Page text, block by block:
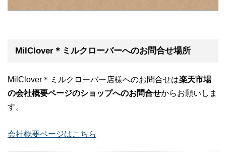
MilClover＊ミルクローバーへのお問合せ場所
MilClover＊ミルクローバー店様へのお問合せは楽天市場
の会社概要ページのショップへのお問合せからお願いしま
す。
会社概要ページはこちら